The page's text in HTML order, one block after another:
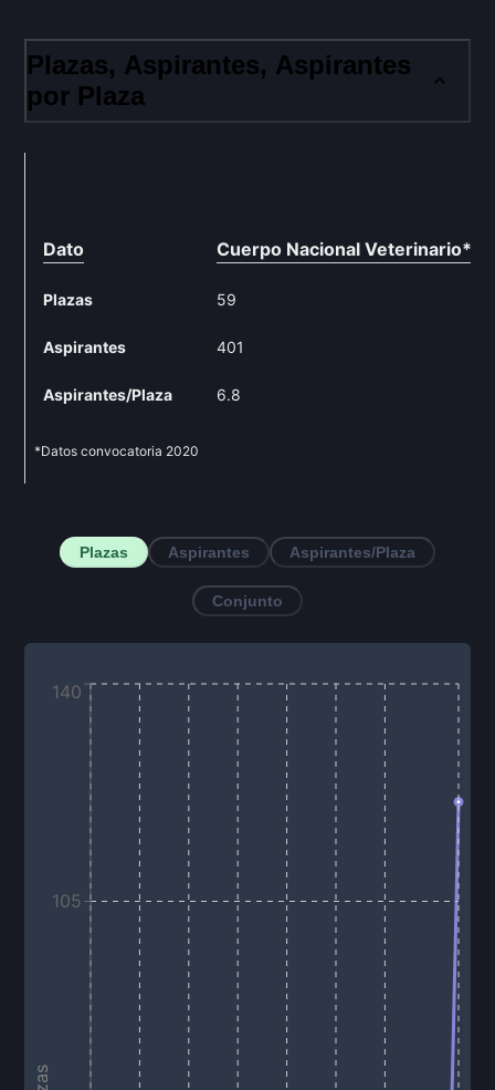
Plazas, Aspirantes, Aspirantes
por Plaza
Dato Cuerpo Nacional Veterinario*
Plazas 59
Aspirantes 401
Aspirantes/Plaza 6.8
*Datos convocatoria 2020
Plazas Aspirantes Aspirantes/Plaza
Conjunto
105
140